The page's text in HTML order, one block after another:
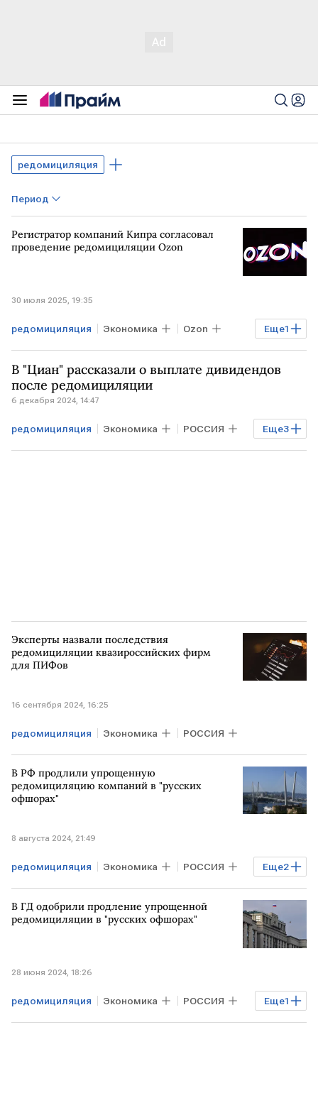
редомициляция
Период
Регистратор компаний Кипра согласовал
проведение редомициляции Ozon
30 июля 2025, 19:35
Еще1
редомициляция Экономика Ozon
регистраторы
В "Циан" рассказали о выплате дивидендов
после редомициляции
6 декабря 2024, 14:47
Еще3
редомициляция Экономика РОССИЯ
Бизнес ЦИАН
Эксперты назвали последствия
редомициляции квазироссийских фирм
для ПИФов
16 сентября 2024, 16:25
редомициляция Экономика РОССИЯ
В РФ продлили упрощенную
редомициляцию компаний в "русских
офшорах"
8 августа 2024, 21:49
Еще2
редомициляция Экономика РОССИЯ
закон продление
В ГД одобрили продление упрощенной
редомициляции в "русских офшорах"
28 июня 2024, 18:26
Еще1
редомициляция Экономика РОССИЯ
Госдума